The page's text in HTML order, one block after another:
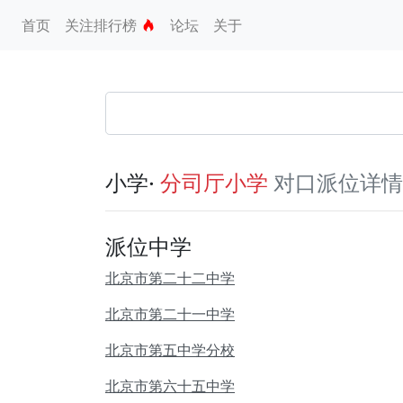
首页 关注排行榜 论坛 关于
小学· 分司厅小学 对口派位详情
派位中学
北京市第二十二中学
北京市第二十一中学
北京市第五中学分校
北京市第六十五中学